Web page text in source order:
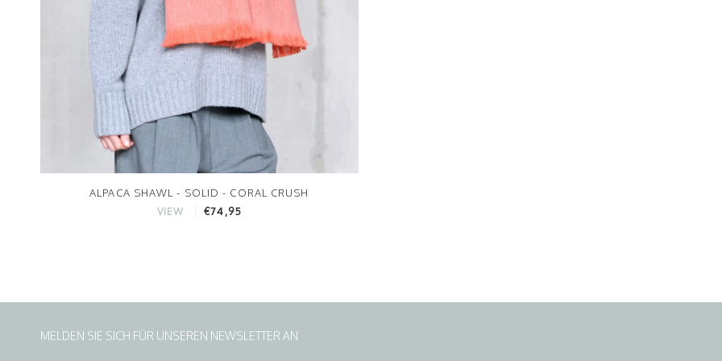
ALPACA SHAWL - SOLID - CORAL CRUSH
VIEW €74,95
MELDEN SIE SICH FÜR UNSEREN NEWSLETTER AN